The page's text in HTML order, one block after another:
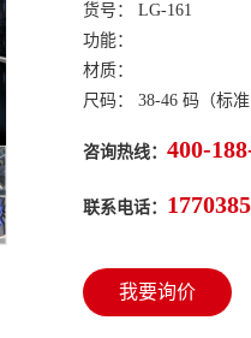
货号： LG-161
功能：
材质：
尺码： 38-46 码（标
咨询热线： 400-
联系电话：
我要询价